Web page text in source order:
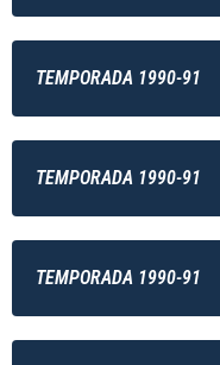
TEMPORADA 1990-91
TEMPORADA 1990-91
TEMPORADA 1990-91